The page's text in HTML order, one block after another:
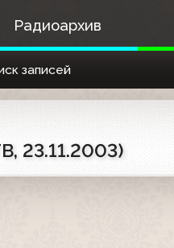
Радиоархив
записей
23.11.2003)